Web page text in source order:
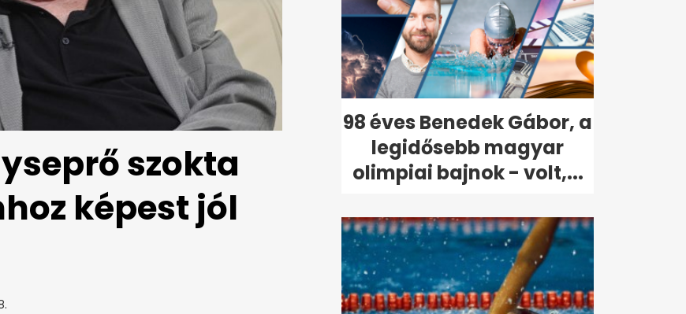
szokta
képest jól
98 éves Benedek Gábor, a
legidősebb magyar
olimpiai bajnok - volt,...